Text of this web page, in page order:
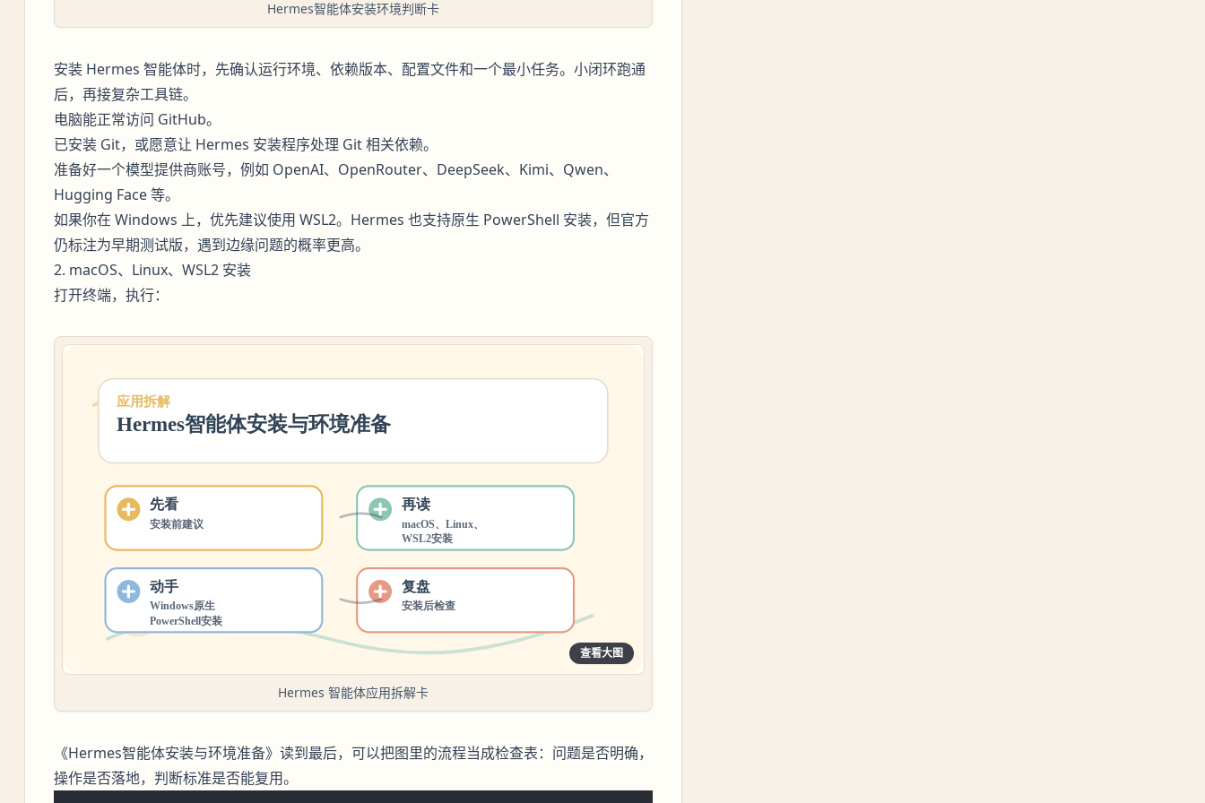
Hermes智能体安装环境判断卡
安装 Hermes 智能体时，先确认运行环境、依赖版本、配置文件和一个最小任务。小闭环跑通
后，再接复杂工具链。
电脑能正常访问 GitHub。
已安装 Git，或愿意让 Hermes 安装程序处理 Git 相关依赖。
准备好一个模型提供商账号，例如 OpenAI、OpenRouter、DeepSeek、Kimi、Qwen、
Hugging Face 等。
如果你在 Windows 上，优先建议使用 WSL2。Hermes 也支持原生 PowerShell 安装，但官方
仍标注为早期测试版，遇到边缘问题的概率更高。
2. macOS、Linux、WSL2 安装
打开终端，执行：
查看大图
Hermes 智能体应用拆解卡
《Hermes智能体安装与环境准备》读到最后，可以把图里的流程当成检查表：问题是否明确，
操作是否落地，判断标准是否能复用。